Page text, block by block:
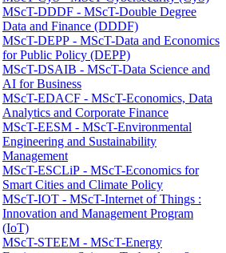
MScT-DDDF - MScT-Double Degree
Data and Finance (DDDF)
MScT-DEPP - MScT-Data and Economics
for Public Policy (DEPP)
MScT-DSAIB - MScT-Data Science and
AI for Business
MScT-EDACF - MScT-Economics, Data
Analytics and Corporate Finance
MScT-EESM - MScT-Environmental
Engineering and Sustainability
Management
MScT-ESCLiP - MScT-Economics for
Smart Cities and Climate Policy
MScT-IOT - MScT-Internet of Things :
Innovation and Management Program
(IoT)
MScT-STEEM - MScT-Energy